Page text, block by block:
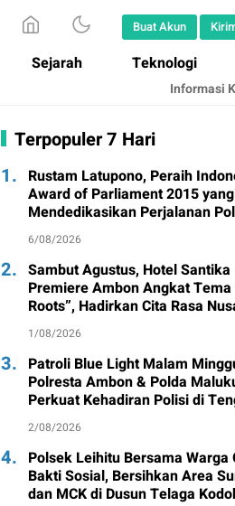
Buat Akun
Sejarah Teknologi
Informasi
Terpopuler 7 Hari
1. Rustam Latupono, Peraih
Award of Parliament 2015 yang
Mendedikasikan Perjalanan
untuk Partai Gerindra
6/08/2026
2. Sambut Agustus, Hotel Santika
Premiere Ambon Angkat Tema
Roots”, Hadirkan Cita Rasa
dan Semangat Budaya
1/08/2026
3. Patroli Blue Light Malam
Polresta Ambon & Polda
Perkuat Kehadiran Polisi di
Masyarakat
2/08/2026
4. Polsek Leihitu Bersama Warga
Bakti Sosial, Bersihkan Area
dan MCK di Dusun Telaga